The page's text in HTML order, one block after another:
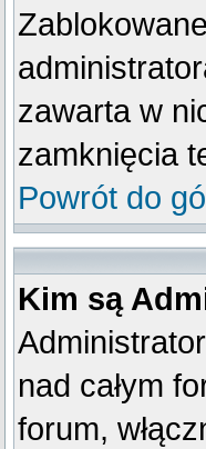
zawarta w
zamknięcia
Powrót do
Kim są
nad całym
forum,